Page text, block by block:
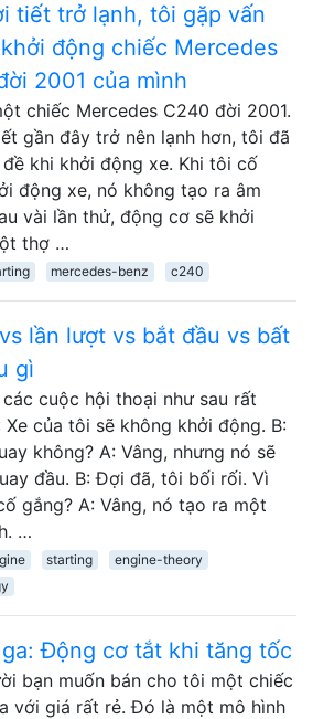
tiết trở lạnh, tôi gặp vấn
động chiếc Mercedes
2001 của mình
chiếc Mercedes C240 ​​đời 2001.
gần đây trở nên lạnh hơn, tôi đã
khi khởi động xe. Khi tôi cố
động xe, nó không tạo ra âm
vài lần thử, động cơ sẽ khởi
thợ …
mercedes-benz c240
lần lượt vs bắt đầu vs bất
gì
cuộc hội thoại như sau rất
Xe của tôi sẽ không khởi động. B:
không? A: Vâng, nhưng nó sẽ
đầu. B: Đợi đã, tôi bối rối. Vì
gắng? A: Vâng, nó tạo ra một
…
starting
engine-theory
Động cơ tắt khi tăng tốc
bạn muốn bán cho tôi một chiếc
với giá rất rẻ. Đó là một mô hình